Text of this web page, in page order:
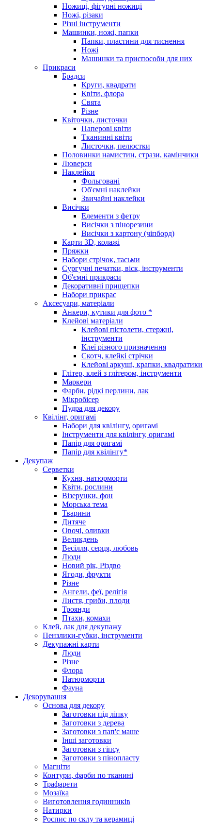
Ножиці, фігурні ножиці
Ножі, різаки
Різні інструменти
Машинки, ножі, папки
Папки, пластини для тиснення
Ножі
Машинки та приспособи для них
Прикраси
Брадси
Круги, квадрати
Квіти, флора
Свята
Різне
Квіточки, листочки
Паперові квіти
Тканинні квіти
Листочки, пелюстки
Половинки намистин, стрази, камінчики
Люверси
Наклейки
Фольговані
Об'ємні наклейки
Звичайні наклейки
Висічки
Елементи з фетру
Висічки з пінорезини
Висічки з картону (чіпборд)
Карти 3D, колажі
Пряжки
Набори стрічок, тасьми
Сургучні печатки, віск, інструменти
Об'ємні прикраси
Декоративні прищепки
Набори прикрас
Аксесуари, матеріали
Анкери, кутики для фото *
Клейові матеріали
Клейові пістолети, стержні,
інструменти
Клеї різного призначення
Скотч, клейкі стрічки
Клейові аркуші, крапки, квадратики
Глітер, клей з глітером, інструменти
Маркери
Фарби, рідкі перлини, лак
Мікробісер
Пудра для декору
Квілінг, оригамі
Набори для квілінгу, оригамі
Інструменти для квілінгу, оригамі
Папір для оригамі
Папір для квілінгу*
Декупаж
Серветки
Кухня, натюрморти
Квіти, рослини
Візерунки, фон
Морська тема
Тварини
Дитяче
Овочі, оливки
Великдень
Весілля, серця, любовь
Люди
Новий рік, Різдво
Ягоди, фрукти
Різне
Ангели, феї, релігія
Листя, гриби, плоди
Троянди
Птахи, комахи
Клей, лак для декупажу
Пензлики-губки, інструменти
Декупажні карти
Люди
Різне
Флора
Натюрморти
Фауна
Декорування
Основа для декору
Заготовки під ліпку
Заготовки з дерева
Заготовки з пап'є маше
Інші заготовки
Заготовки з гіпсу
Заготовки з пінопласту
Магніти
Контури, фарби по тканині
Трафарети
Мозаїка
Виготовлення годинників
Натирки
Роспис по склу та керамиці